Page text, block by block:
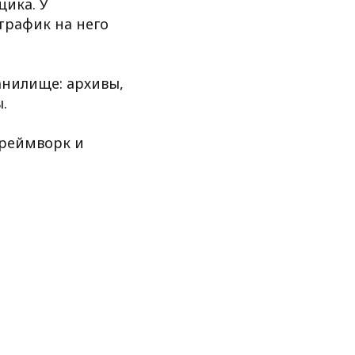
У
на него
архивы,
и